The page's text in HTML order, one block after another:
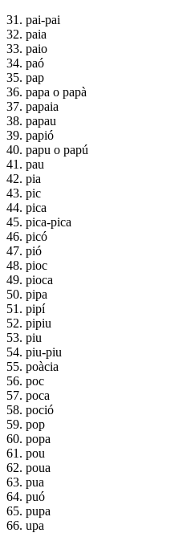
31. pai-pai
32. paia
33. paio
34. paó
35. pap
36. papa o papà
37. papaia
38. papau
39. papió
40. papu o papú
41. pau
42. pia
43. pic
44. pica
45. pica-pica
46. picó
47. pió
48. pioc
49. pioca
50. pipa
51. pipí
52. pipiu
53. piu
54. piu-piu
55. poàcia
56. poc
57. poca
58. poció
59. pop
60. popa
61. pou
62. poua
63. pua
64. puó
65. pupa
66. upa